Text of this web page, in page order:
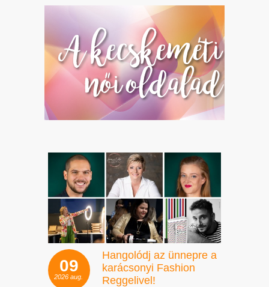
09
2026 aug.
Hangolódj az ünnepre a
karácsonyi Fashion
Reggelivel!